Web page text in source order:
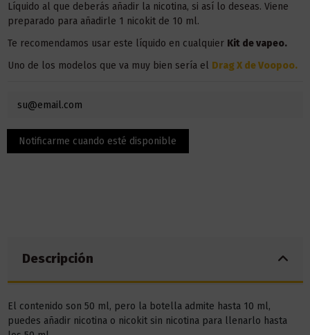
Líquido al que deberás añadir la nicotina, si así lo deseas. Viene
preparado para añadirle 1 nicokit de 10 ml.
Te recomendamos usar este líquido en cualquier Kit de vapeo.
Uno de los modelos que va muy bien sería el Drag X de Voopoo.
Descripción
El contenido son 50 ml, pero la botella admite hasta 10 ml,
puedes añadir nicotina o nicokit sin nicotina para llenarlo hasta